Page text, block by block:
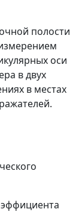
полости
оси
в двух
в местах